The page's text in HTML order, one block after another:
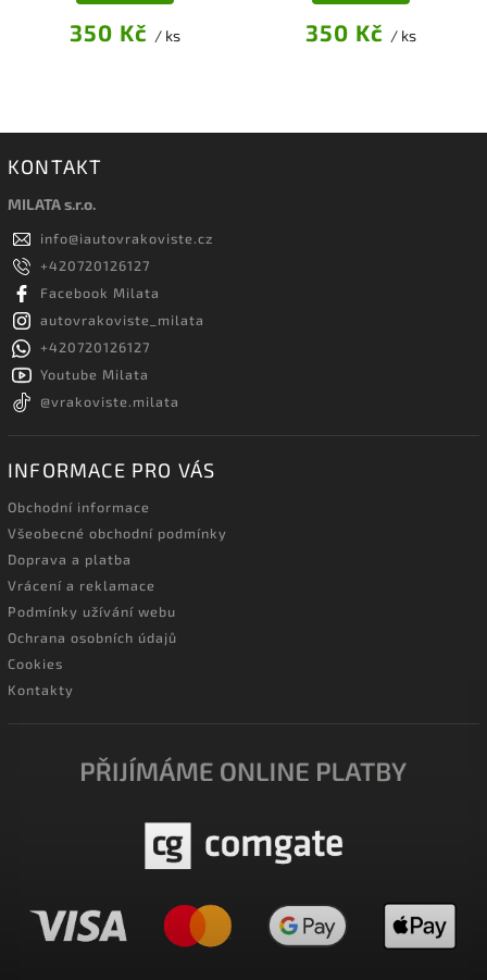
350 Kč / ks 350 Kč / ks
KONTAKT
MILATA s.r.o.
info@iautovrakoviste.cz
+420720126127
Facebook Milata
autovrakoviste_milata
+420720126127
Youtube Milata
@vrakoviste.milata
INFORMACE PRO VÁS
Obchodní informace
Všeobecné obchodní podmínky
Doprava a platba
Vrácení a reklamace
Podmínky užívání webu
Ochrana osobních údajů
Cookies
Kontakty